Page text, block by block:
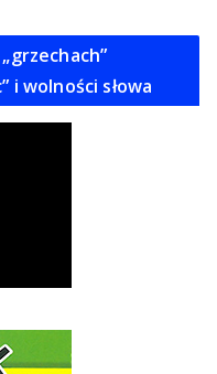
i wolności słowa